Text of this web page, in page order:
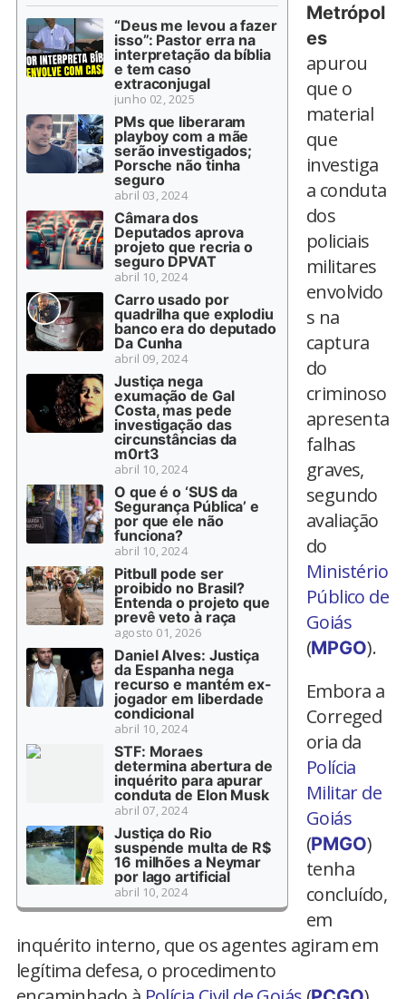
“Deus me levou a fazer
isso”: Pastor erra na
interpretação da bíblia
e tem caso
extraconjugal
junho 02, 2025
PMs que liberaram
playboy com a mãe
serão investigados;
Porsche não tinha
seguro
abril 03, 2024
Câmara dos
Deputados aprova
projeto que recria o
seguro DPVAT
abril 10, 2024
Carro usado por
quadrilha que explodiu
banco era do deputado
Da Cunha
abril 09, 2024
Justiça nega
exumação de Gal
Costa, mas pede
investigação das
circunstâncias da
m0rt3
abril 10, 2024
O que é o ‘SUS da
Segurança Pública’ e
por que ele não
funciona?
abril 10, 2024
Pitbull pode ser
proibido no Brasil?
Entenda o projeto que
prevê veto à raça
agosto 01, 2026
Daniel Alves: Justiça
da Espanha nega
recurso e mantém ex-
jogador em liberdade
condicional
abril 10, 2024
STF: Moraes
determina abertura de
inquérito para apurar
conduta de Elon Musk
abril 07, 2024
Justiça do Rio
suspende multa de R$
16 milhões a Neymar
por lago artificial
abril 10, 2024
Metrópol
es
apurou
que o
material
que
investiga
a conduta
dos
policiais
militares
envolvido
s na
captura
do
criminoso
apresenta
falhas
graves,
segundo
avaliação
do
Ministério
Público de
Goiás
(MPGO).
Embora a
Correged
oria da
Polícia
Militar de
Goiás
(PMGO)
tenha
concluído,
em
inquérito interno, que os agentes agiram em
legítima defesa, o procedimento